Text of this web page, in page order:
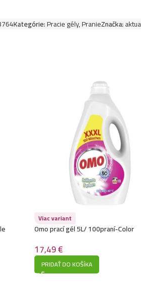
Kategórie:Pracie gély,PranieZnačka:
Viac variant
Omo prací gél 5L/ 100praní-Color
17,49€
PRIDAŤ DO KOŠÍKA